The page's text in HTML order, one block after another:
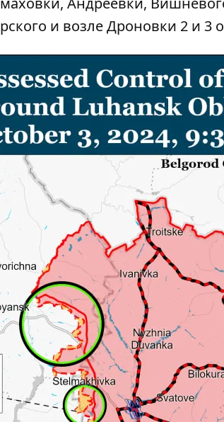
и возле Дроновки 2 и 3